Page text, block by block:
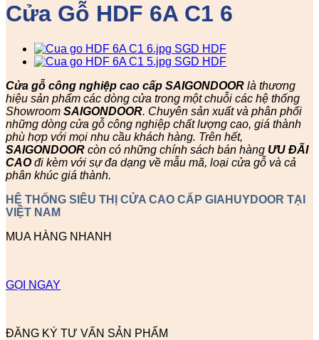
Cửa Gỗ HDF 6A C1 6
Cửa gỗ công nghiệp cao cấp SAIGONDOOR là thương
hiệu sản phẩm các dòng cửa trong một chuỗi các hệ thống
Showroom SAIGONDOOR. Chuyên sản xuất và phân phối
những dòng cửa gỗ công nghiệp chất lượng cao, giá thành
phù hợp với mọi nhu cầu khách hàng. Trên hết,
SAIGONDOOR còn có những chính sách bán hàng ƯU ĐÃI
CAOđi kèm với sự đa dạng về mẫu mã, loại cửa gỗ và cả
phân khúc giá thành.
HỆ THỐNG SIÊU THỊ CỬA CAO CẤP GIAHUYDOOR TẠI
VIỆT NAM
MUA HÀNG NHANH
GỌI NGAY
ĐĂNG KÝ TƯ VẤN SẢN PHẨM